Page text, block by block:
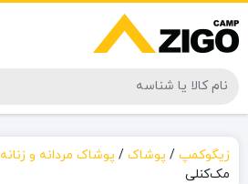
زیگوکمپ / پوشاک / پوشاک مردانه و زنانه
مک‌کنلی